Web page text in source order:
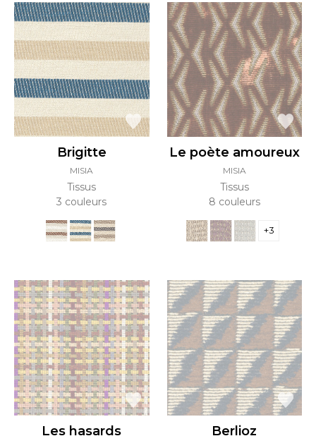
Brigitte
MISIA
Tissus
3 couleurs
Le poète amoureux
MISIA
Tissus
8 couleurs
+3
Les hasards
Berlioz